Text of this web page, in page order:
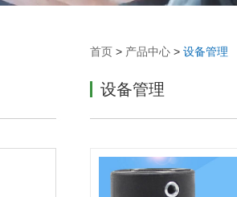
首页> 产品中心> 设备管理
设备管理